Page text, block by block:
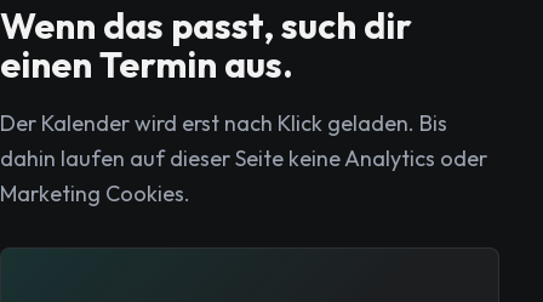
Wenn das passt, such dir
einen Termin aus.
Der Kalender wird erst nach Klick geladen. Bis
dahin laufen auf dieser Seite keine Analytics oder
Marketing Cookies.